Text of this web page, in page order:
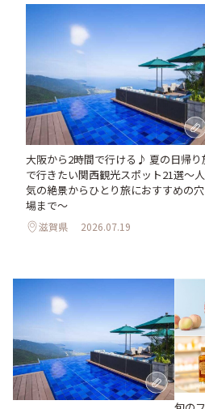
大阪から2時間で行ける♪ 夏の日帰り
で行きたい関西観光スポット21選～人
気の絶景からひとり旅におすすめの穴
場まで～
滋賀県 2026.07.19